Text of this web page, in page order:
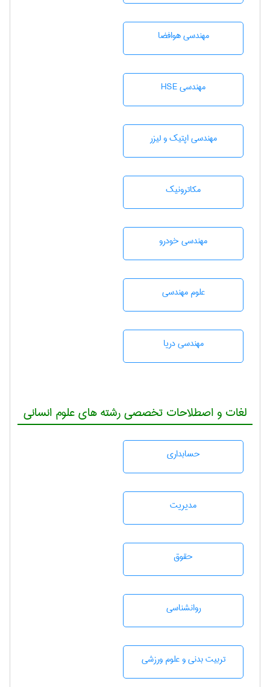
مهندسی هوافضا
مهندسی HSE
مهندسی اپتیک و لیزر
مکاترونیک
مهندسی خودرو
علوم مهندسی
مهندسی دریا
لغات و اصطلاحات تخصصی رشته های علوم انسانی
حسابداری
مديريت
حقوق
روانشناسی
تربيت بدنی و علوم ورزشی